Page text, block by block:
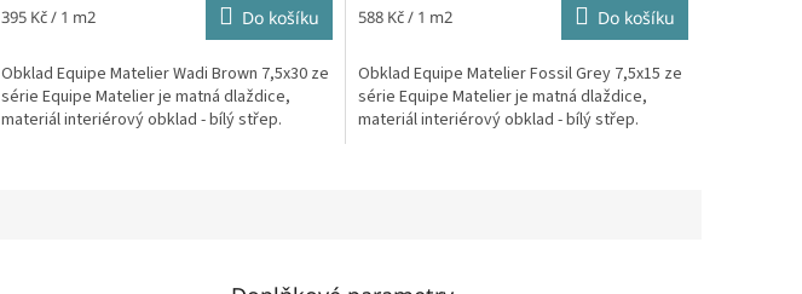
Měrná
395 Kč / 1 m2 Do košíku
Obklad Equipe Matelier Wadi Brown 7,5x30 ze
série Equipe Matelier je matná dlaždice,
materiál interiérový obklad - bílý střep.
Měrná
588 Kč / 1 m2 Do košíku
Obklad Equipe Matelier Fossil Grey 7,5x15 ze
série Equipe Matelier je matná dlaždice,
materiál interiérový obklad - bílý střep.